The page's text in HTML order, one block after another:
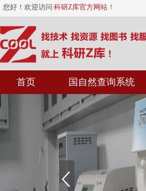
您好！欢迎访问 科研Z库官方网站 ！
首页 国自然查询系统